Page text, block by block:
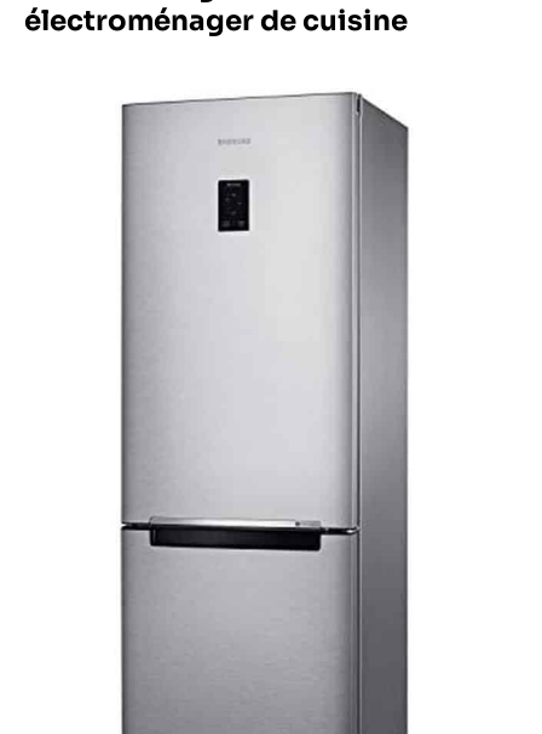
électroménager de cuisine